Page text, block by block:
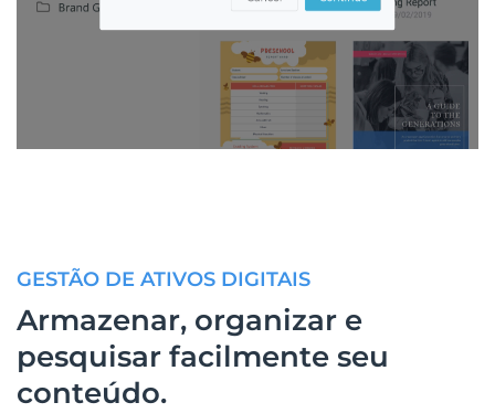
GESTÃO DE ATIVOS DIGITAIS
Armazenar, organizar e
pesquisar facilmente seu
conteúdo.